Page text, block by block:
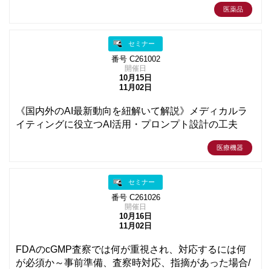
医薬品
セミナー
番号 C261002
開催日
10月15日
11月02日
《国内外のAI最新動向を紐解いて解説》メディカルラ
イティングに役立つAI活用・プロンプト設計の工夫
医療機器
セミナー
番号 C261026
開催日
10月16日
11月02日
FDAのcGMP査察では何が重視され、対応するには何
が必須か～事前準備、査察時対応、指摘があった場合/